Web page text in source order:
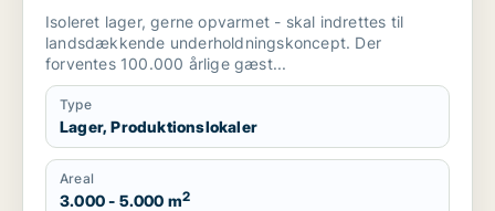
Isoleret lager, gerne opvarmet - skal indrettes til
landsdækkende underholdningskoncept. Der
forventes 100.000 årlige gæst...
Type
Lager, Produktionslokaler
Areal
3.000 - 5.000 m2